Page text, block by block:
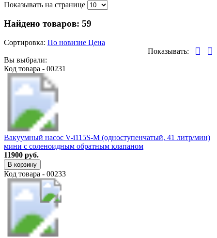
Показывать на странице
Найдено товаров: 59
Сортировка: По новизне Цена
Показывать:
Вы выбрали:
Код товара - 00231
Вакуумный насос V-i115S-M (одноступенчатый, 41 литр/мин)
мини с соленоидным обратным клапаном
11900 руб.
В корзину
Код товара - 00233